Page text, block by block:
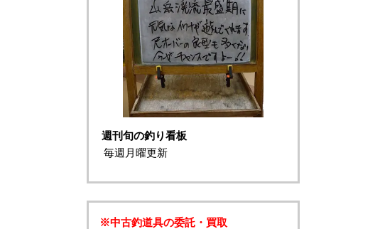
週刊旬の釣り看板
毎週月曜更新
※中古釣道具の委託・買取